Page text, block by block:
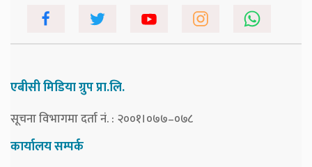
एबीसी मिडिया ग्रुप प्रा.लि.
सूचना विभागमा दर्ता नं. : २००१।०७७–०७८
कार्यालय सम्पर्क